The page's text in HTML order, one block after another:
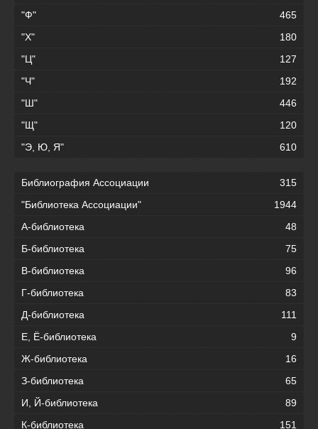
"Ф"
465
"Х"
180
"Ц"
127
"Ч"
192
"Ш"
446
"Щ"
120
"Э, Ю, Я"
610
Библиография Ассоциации
315
"Библиотека Ассоциации"
1944
А-библиотека
48
Б-библиотека
75
В-библиотека
96
Г-библиотека
83
Д-библиотека
111
Е, Ё-библиотека
9
Ж-библиотека
16
З-библиотека
65
И, Й-библиотека
89
К-библиотека
151